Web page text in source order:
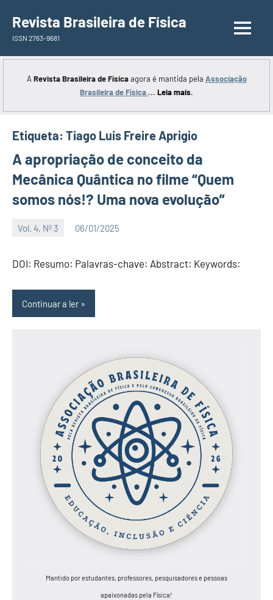
para
conteúdo
Revista Brasileira de Física
ISSN 2763-9681
A Revista Brasileira de Físicaagora é mantida pela Associação
Brasileira de Física ... Leia mais.
Etiqueta: Tiago Luis Freire Aprigio
A apropriação de conceito da
Mecânica Quântica no filme “Quem
somos nós!? Uma nova evolução”
Vol. 4, Nº 3 06/01/2025
DOI: Resumo: Palavras-chave: Abstract: Keywords:
Continuar a ler
Mantido por estudantes, professores, pesquisadores e pessoas
apaixonadas pela Física!